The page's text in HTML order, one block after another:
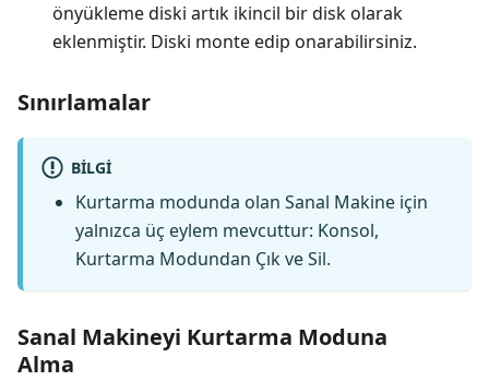
önyükleme diski artık ikincil bir disk olarak
eklenmiştir. Diski monte edip onarabilirsiniz.
Sınırlamalar
BILGI
Kurtarma modunda olan Sanal Makine için
yalnızca üç eylem mevcuttur: Konsol,
Kurtarma Modundan Çık ve Sil.
Sanal Makineyi Kurtarma Moduna
Alma